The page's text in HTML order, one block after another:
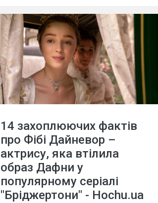
14 захоплюючих фактів
про Фібі Дайневор –
актрису, яка втілила
образ Дафни у
популярному серіалі
"Бріджертони" - Hochu.ua